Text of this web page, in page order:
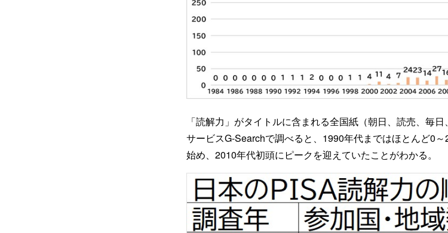
「読解力」がタイトルに含まれる全国紙（朝日、読売、毎
サービスG-Searchで調べると、1990年代まではほとんど0
始め、2010年代初頭にピークを迎えていたことがわかる。